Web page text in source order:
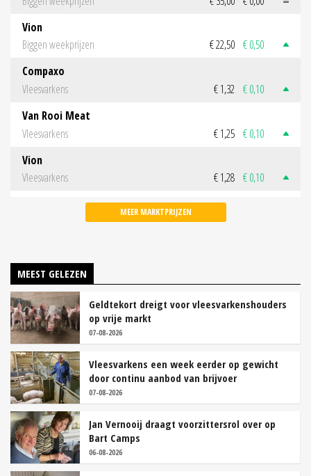
Vion
Biggen weekprijzen
€ 22,50 € 0,50
Compaxo
Vleesvarkens
€ 1,32 € 0,10
Van Rooi Meat
Vleesvarkens
€ 1,25 € 0,10
Vion
Vleesvarkens
€ 1,28 € 0,10
MEER MARKTPRIJZEN
MEEST GELEZEN
Geldtekort dreigt voor vleesvarkenshouders
op vrije markt
07-08-2026
Vleesvarkens een week eerder op gewicht
door continu aanbod van brijvoer
07-08-2026
Jan Vernooij draagt voorzittersrol over op
Bart Camps
06-08-2026